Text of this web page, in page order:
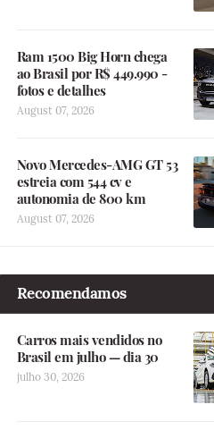
Ram 1500 Big Horn chega
ao Brasil por R$ 449.990 -
fotos e detalhes
August 07, 2026
Novo Mercedes-AMG GT 53
estreia com 544 cv e
autonomia de 800 km
August 07, 2026
Recomendamos
Carros mais vendidos no
Brasil em julho — dia 30
julho 30, 2026